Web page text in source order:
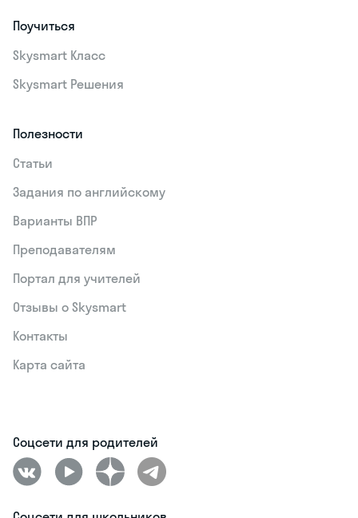
Поучиться
Skysmart Класс
Skysmart Решения
Полезности
Статьи
Задания по английскому
Варианты ВПР
Преподавателям
Портал для учителей
Отзывы о Skysmart
Контакты
Карта сайта
Соцсети для родителей